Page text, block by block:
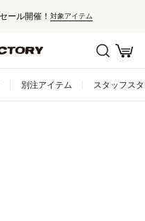
セール対象外アイテムは
別注アイテム スタッフス